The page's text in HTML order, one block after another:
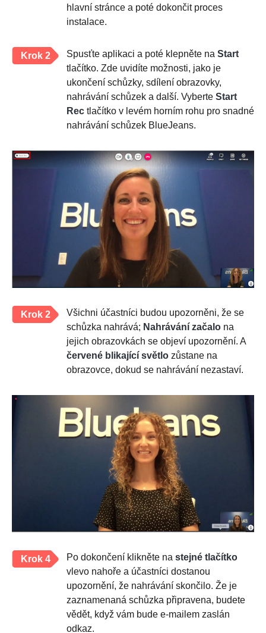
hlavní stránce a poté dokončit proces
instalace.
Krok 2 Spusťte aplikaci a poté klepněte na Start
tlačítko. Zde uvidíte možnosti, jako je
ukončení schůzky, sdílení obrazovky,
nahrávání schůzek a další. Vyberte Start
Rec tlačítko v levém horním rohu pro snadné
nahrávání schůzek BlueJeans.
Krok 2
Všichni účastníci budou upozorněni, že se
schůzka nahrává; Nahrávání začalo na
jejich obrazovkách se objeví upozornění. A
červené blikající světlo zůstane na
obrazovce, dokud se nahrávání nezastaví.
Krok 4 Po dokončení klikněte na stejné tlačítko
vlevo nahoře a účastníci dostanou
upozornění, že nahrávání skončilo. Že je
zaznamenaná schůzka připravena, budete
vědět, když vám bude e-mailem zaslán
odkaz.